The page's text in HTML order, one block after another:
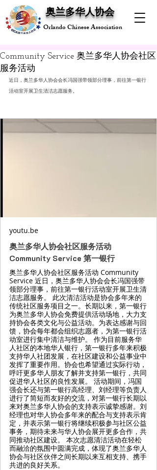
奥兰多华人协会
Orlando Chinese Association
Community Service 奥兰多华人协会社区
服务活动
近日，奥兰多华人协会会长冯国强带领部分理事，前往第一银行
活动室开展卫生清洁志愿服务。
youtu.be
奥兰多华人协会社区服务活动
Community Service 第一银行
奥兰多华人协会社区服务活动 Community
Service 近日，奥兰多华人协会会长冯国强带
领部分理事，前往第一银行活动室开展卫生清
洁志愿服务。 此次清洁活动是协会多年来的
传统社区服务项目之一。长期以来，第一银行
为奥兰多华人协会免费提供活动场地，大力支
持协会各类文化与公益活动。为表达感谢与回
馈，协会每年都会组织志愿者，为第一银行活
动室进行集中清洁与维护。 作为目前服务华
人社区的本地华人银行，第一银行多年来积极
支持华人社团发展，在社区建设和公益事业中
发挥了重要作用。协会也希望通过实际行动，
呼吁更多华人朋友了解并支持第一银行，共同
促进华人社区的良性发展。 活动期间，冯国
强会长还与第一银行高经理、刘经理等负责人
进行了简短而友好的交流，对第一银行长期以
来对奥兰多华人协会的支持表示诚挚感谢。刘
经理也对华人协会多年来的配合与支持表示肯
定，并表示第一银行将继续积极参与社区公益
事务，期待未来与华人协会展开更多合作，共
同推动社区建设。 本次志愿清洁活动在轻松
而融洽的氛围中圆满完成，体现了奥兰多华人
协会与社区伙伴之间长期以来互相支持、携手
共进的良好关系。